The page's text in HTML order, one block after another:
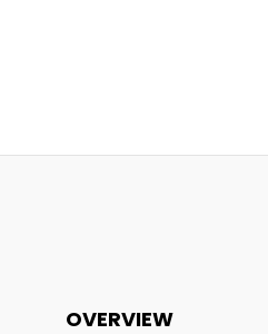
OVERVIEW